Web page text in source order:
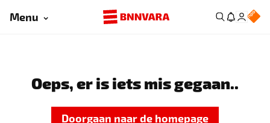
Menu
Oeps, er is iets mis gegaan..
Doorgaan naar de homepage